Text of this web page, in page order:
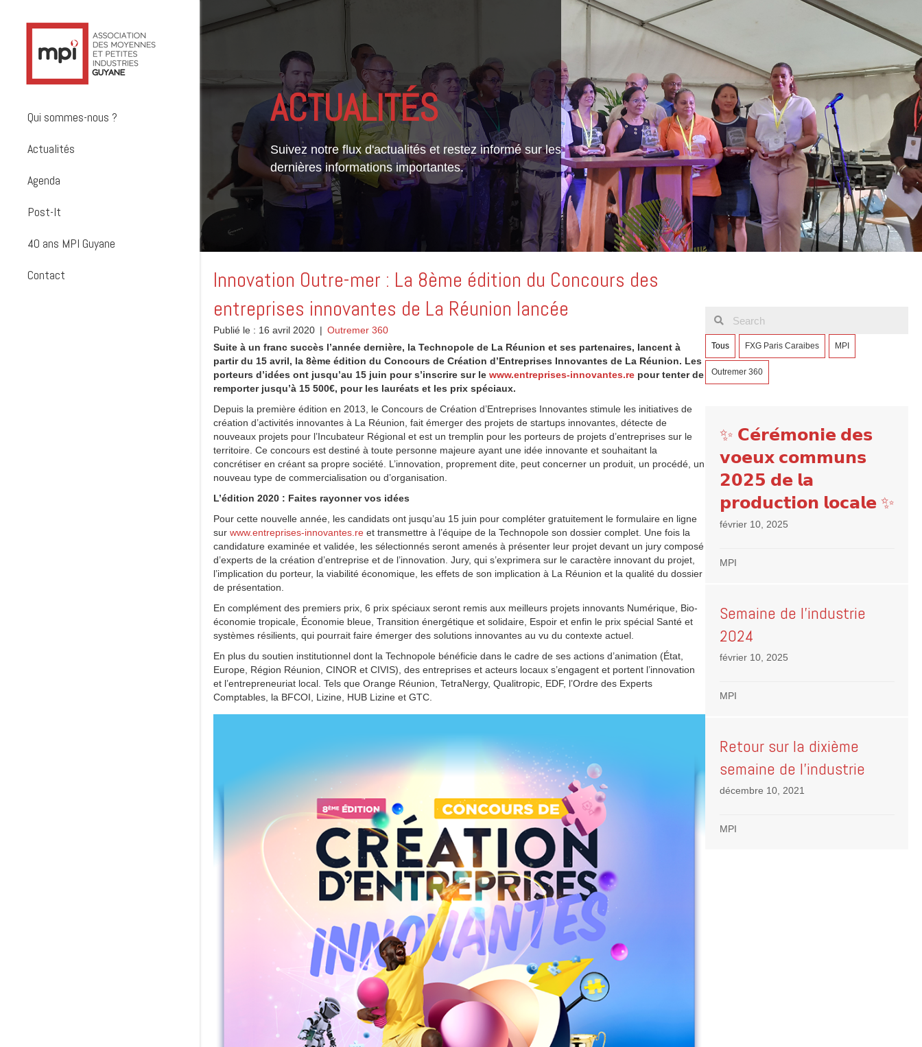
Qui sommes-nous ?
Actualités
Agenda
Post-It
40 ans MPI Guyane
Contact
ACTUALITÉS
Suivez notre flux d'actualités et restez informé sur les
dernières informations importantes.
Innovation Outre-mer : La 8ème édition du Concours des
entreprises innovantes de La Réunion lancée
Publié le : 16 avril 2020 | Outremer 360
Suite à un franc succès l’année dernière, la Technopole de La Réunion et ses partenaires, lancent à
partir du 15 avril, la 8ème édition du Concours de Création d’Entreprises Innovantes de La Réunion. Les
porteurs d’idées ont jusqu’au 15 juin pour s’inscrire sur le www.entreprises-innovantes.re pour tenter de
remporter jusqu’à 15 500€, pour les lauréats et les prix spéciaux.
Depuis la première édition en 2013, le Concours de Création d’Entreprises Innovantes stimule les initiatives de
création d’activités innovantes à La Réunion, fait émerger des projets de startups innovantes, détecte de
nouveaux projets pour l’Incubateur Régional et est un tremplin pour les porteurs de projets d’entreprises sur le
territoire. Ce concours est destiné à toute personne majeure ayant une idée innovante et souhaitant la
concrétiser en créant sa propre société. L’innovation, proprement dite, peut concerner un produit, un procédé, un
nouveau type de commercialisation ou d’organisation.
L’édition 2020 : Faites rayonner vos idées
Pour cette nouvelle année, les candidats ont jusqu’au 15 juin pour compléter gratuitement le formulaire en ligne
sur www.entreprises-innovantes.re et transmettre à l’équipe de la Technopole son dossier complet. Une fois la
candidature examinée et validée, les sélectionnés seront amenés à présenter leur projet devant un jury composé
d’experts de la création d’entreprise et de l’innovation. Jury, qui s’exprimera sur le caractère innovant du projet,
l’implication du porteur, la viabilité économique, les effets de son implication à La Réunion et la qualité du dossier
de présentation.
En complément des premiers prix, 6 prix spéciaux seront remis aux meilleurs projets innovants Numérique, Bio-
économie tropicale, Économie bleue, Transition énergétique et solidaire, Espoir et enfin le prix spécial Santé et
systèmes résilients, qui pourrait faire émerger des solutions innovantes au vu du contexte actuel.
En plus du soutien institutionnel dont la Technopole bénéficie dans le cadre de ses actions d’animation (État,
Europe, Région Réunion, CINOR et CIVIS), des entreprises et acteurs locaux s’engagent et portent l’innovation
et l’entrepreneuriat local. Tels que Orange Réunion, TetraNergy, Qualitropic, EDF, l’Ordre des Experts
Comptables, la BFCOI, Lizine, HUB Lizine et GTC.
Tous FXG Paris Caraibes MPI
Outremer 360
✨ 𝗖𝗲́𝗿𝗲́𝗺𝗼𝗻𝗶𝗲 𝗱𝗲𝘀
𝘃𝗼𝗲𝘂𝘅 𝗰𝗼𝗺𝗺𝘂𝗻𝘀
𝟮𝟬𝟮𝟱 𝗱𝗲 𝗹𝗮
𝗽𝗿𝗼𝗱𝘂𝗰𝘁𝗶𝗼𝗻 𝗹𝗼𝗰𝗮𝗹𝗲 ✨
février 10, 2025
MPI
Semaine de l’industrie
2024
février 10, 2025
MPI
Retour sur la dixième
semaine de l’industrie
décembre 10, 2021
MPI